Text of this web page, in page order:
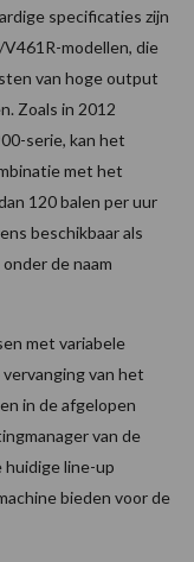
specificaties zijn
modellen, die
van hoge output
Zoals in 2012
serie, kan het
met het
120 balen per uur
beschikbaar als
de naam
met variabele
van het
in de afgelopen
van de
huidige line-up
bieden voor de